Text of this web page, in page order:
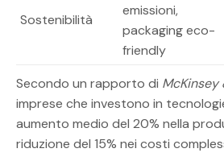
Sostenibilità
emissioni,
packaging eco-
friendly
Secondo un rapporto di McKinsey
imprese che investono in
aumento medio del 20% nella
riduzione del 15% nei costi